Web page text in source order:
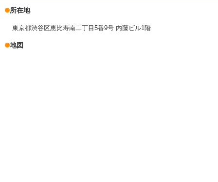
所在地
東京都渋谷区恵比寿南二丁目5番9号 内藤ビル1階
地図